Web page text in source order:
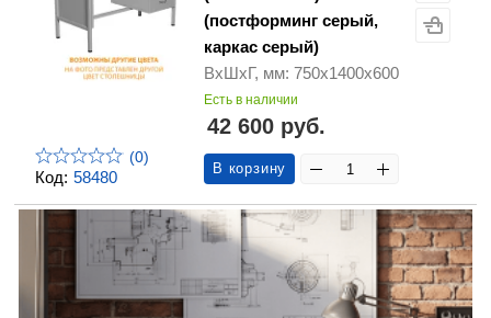
Код: 58480
(0)
(постформинг серый,
каркас серый)
ВхШхГ, мм: 750х1400х600
Есть в наличии
42 600 руб.
В корзину